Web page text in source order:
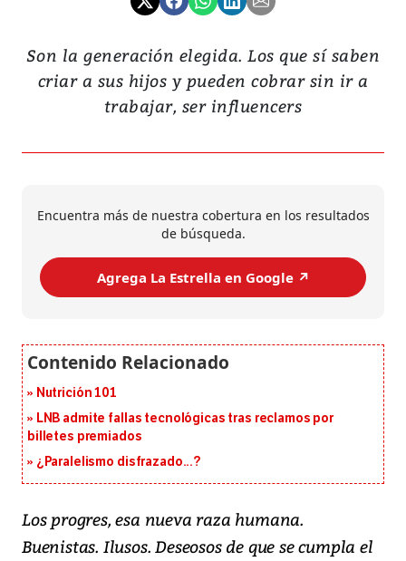
Son la generación elegida. Los que sí saben
criar a sus hijos y pueden cobrar sin ir a
trabajar, ser influencers
Encuentra más de nuestra cobertura en los resultados
de búsqueda.
Agrega La Estrella en Google ↗️
Nutrición 101
LNB admite fallas tecnológicas tras reclamos por
billetes premiados
¿Paralelismo disfrazado...?
Los progres, esa nueva raza humana.
Buenistas. Ilusos. Deseosos de que se cumpla el